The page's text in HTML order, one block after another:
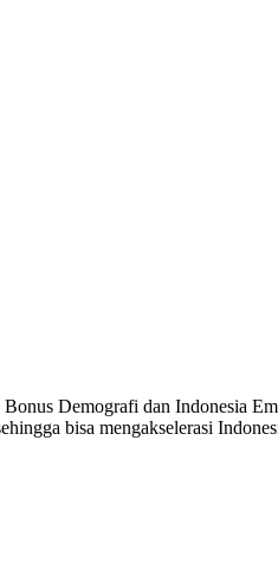
Demografi dan Indonesia
bisa mengakselerasi